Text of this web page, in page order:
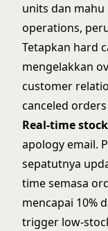
units dan
operations,
Tetapkan hard
mengelakkan
customer
canceled
Real-time
apology email.
sepatutnya
time semasa
mencapai 10%
trigger low-